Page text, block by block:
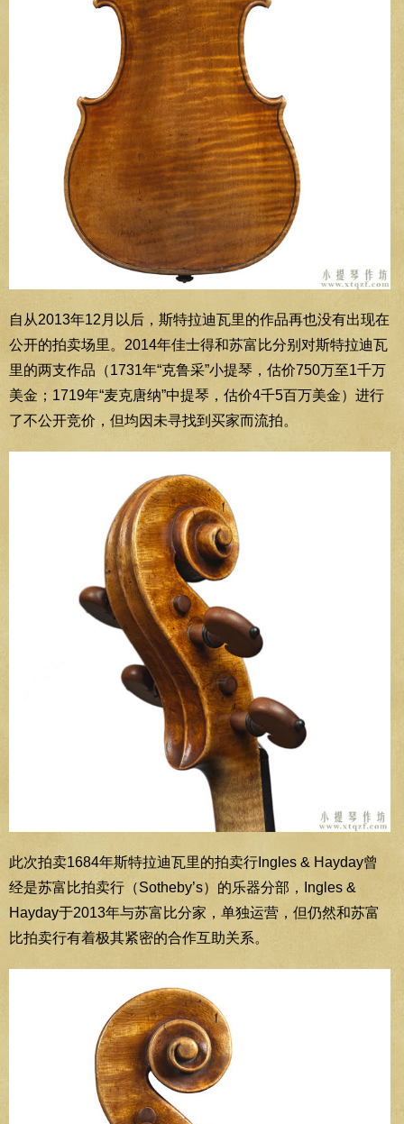
自从2013年12月以后，斯特拉迪瓦里的作品再也没有出现在
公开的拍卖场里。2014年佳士得和苏富比分别对斯特拉迪瓦
里的两支作品（1731年“克鲁采”小提琴，估价750万至1千万
美金；1719年“麦克唐纳”中提琴，估价4千5百万美金）进行
了不公开竞价，但均因未寻找到买家而流拍。
此次拍卖1684年斯特拉迪瓦里的拍卖行Ingles & Hayday曾
经是苏富比拍卖行（Sotheby’s）的乐器分部，Ingles &
Hayday于2013年与苏富比分家，单独运营，但仍然和苏富
比拍卖行有着极其紧密的合作互助关系。